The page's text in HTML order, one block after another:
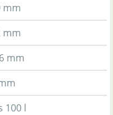
mm
mm
mm
100 l